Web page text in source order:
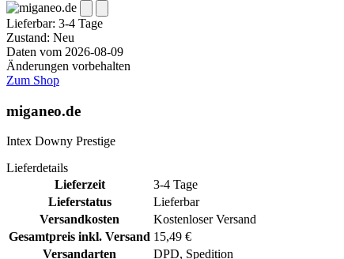
Lieferbar: 3-4 Tage
Zustand: Neu
Daten vom 2026-08-09
Änderungen vorbehalten
Zum Shop
miganeo.de
Intex Downy Prestige
Lieferdetails
Lieferzeit
3-4 Tage
Lieferstatus
Lieferbar
Versandkosten
Kostenloser Versand
Gesamtpreis inkl. Versand 15,49 €
Versandarten
DPD, Spedition